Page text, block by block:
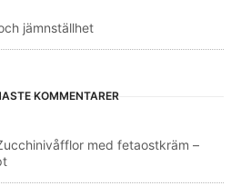
jämnställhet
KOMMENTARER
med fetaostkräm –